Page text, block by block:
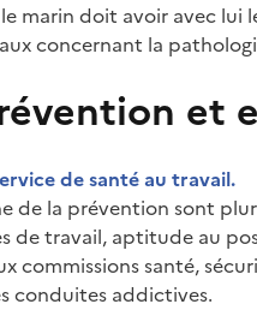
marin doit avoir avec
concernant la
et
de santé au travail.
de la prévention sont
de travail, aptitude au
commissions santé,
conduites addictives.